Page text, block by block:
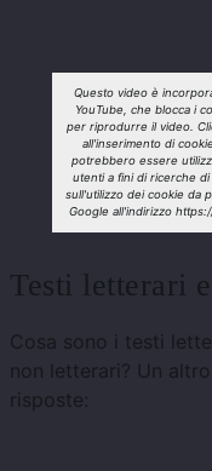
Questo video è
YouTube, che blocca i
per riprodurre il video.
all'inserimento di
potrebbero essere
utenti a fini di ricerche
sull'utilizzo dei cookie da
Google all'indirizzo
Testi letterari
Cosa sono i testi
non letterari? Un
risposte: